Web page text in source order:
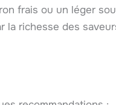
frais ou un léger
richesse des